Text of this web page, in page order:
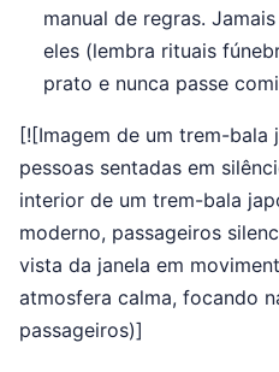
manual de regras.
eles (lembra rituais
prato e nunca passe
[![Imagem de um trem-bala
pessoas sentadas em
interior de um trem-bala
moderno, passageiros
vista da janela em
atmosfera calma, focando
passageiros)]